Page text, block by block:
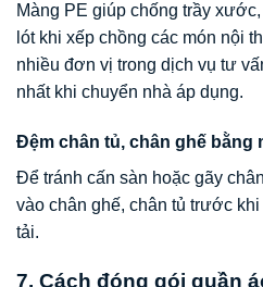
Màng PE giúp chống trầy
lót khi xếp chồng các món nội
nhiều đơn vị trong dịch vụ tư
nhất khi chuyển nhà áp dụng.
Đệm chân tủ, chân ghế bằng
Để tránh cấn sàn hoặc gãy
vào chân ghế, chân tủ trước
tải.
7. Cách đóng gói quần